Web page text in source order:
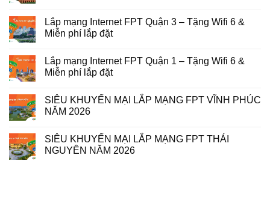
Lắp mạng Internet FPT Quận 3 – Tặng Wifi 6 &
Miễn phí lắp đặt
Lắp mạng Internet FPT Quận 1 – Tặng Wifi 6 &
Miễn phí lắp đặt
SIÊU KHUYẾN MẠI LẮP MẠNG FPT VĨNH PHÚC
NĂM 2026
SIÊU KHUYẾN MẠI LẮP MẠNG FPT THÁI
NGUYÊN NĂM 2026